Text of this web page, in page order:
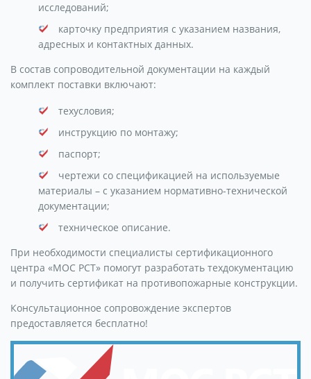
исследований;
карточку предприятия с указанием названия,
адресных и контактных данных.
В состав сопроводительной документации на каждый
комплект поставки включают:
техусловия;
инструкцию по монтажу;
паспорт;
чертежи со спецификацией на используемые
материалы – с указанием нормативно-технической
документации;
техническое описание.
При необходимости специалисты сертификационного
центра «МОС РСТ» помогут разработать техдокументацию
и получить сертификат на противопожарные конструкции.
Консультационное сопровождение экспертов
предоставляется бесплатно!